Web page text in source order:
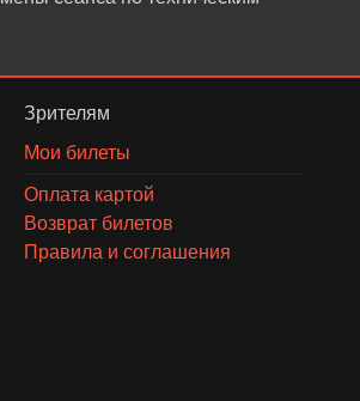
Зрителям
Мои билеты
Оплата картой
Возврат билетов
Правила и соглашения